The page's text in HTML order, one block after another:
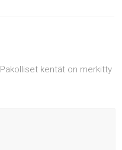
Pakolliset kentät on merkitty